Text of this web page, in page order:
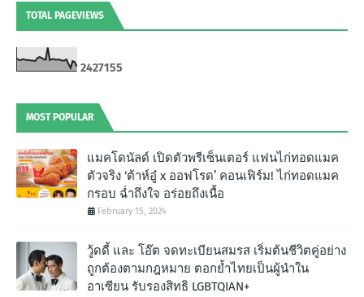
TOTAL PAGEVIEWS
2427155
MOST POPULAR
แมคโดนัลด์ เปิดตัวพรีเซ็นเตอร์ แฟนไก่ทอดแมค
ตัวจริง ‘ต้าห์อู๋ x ออฟโรด’ คอนเฟิร์ม! ไก่ทอดแมค
กรอบ ฉํ่าถึงใจ อร่อยถึงเนื้อ
February 15, 2024
วู้ดดี้ และ โอ๊ต จดทะเบียนสมรส เริ่มต้นชีวิตคู่อย่าง
ถูกต้องตามกฎหมาย ตอกย้ำไทยเป็นผู้นำใน
อาเซียน รับรองสิทธิ LGBTQIAN+